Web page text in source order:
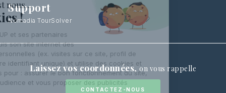
Support
Nomadia TourSolver
Laissez vos coordonnées,on vous rappelle
CONTACTEZ-NOUS